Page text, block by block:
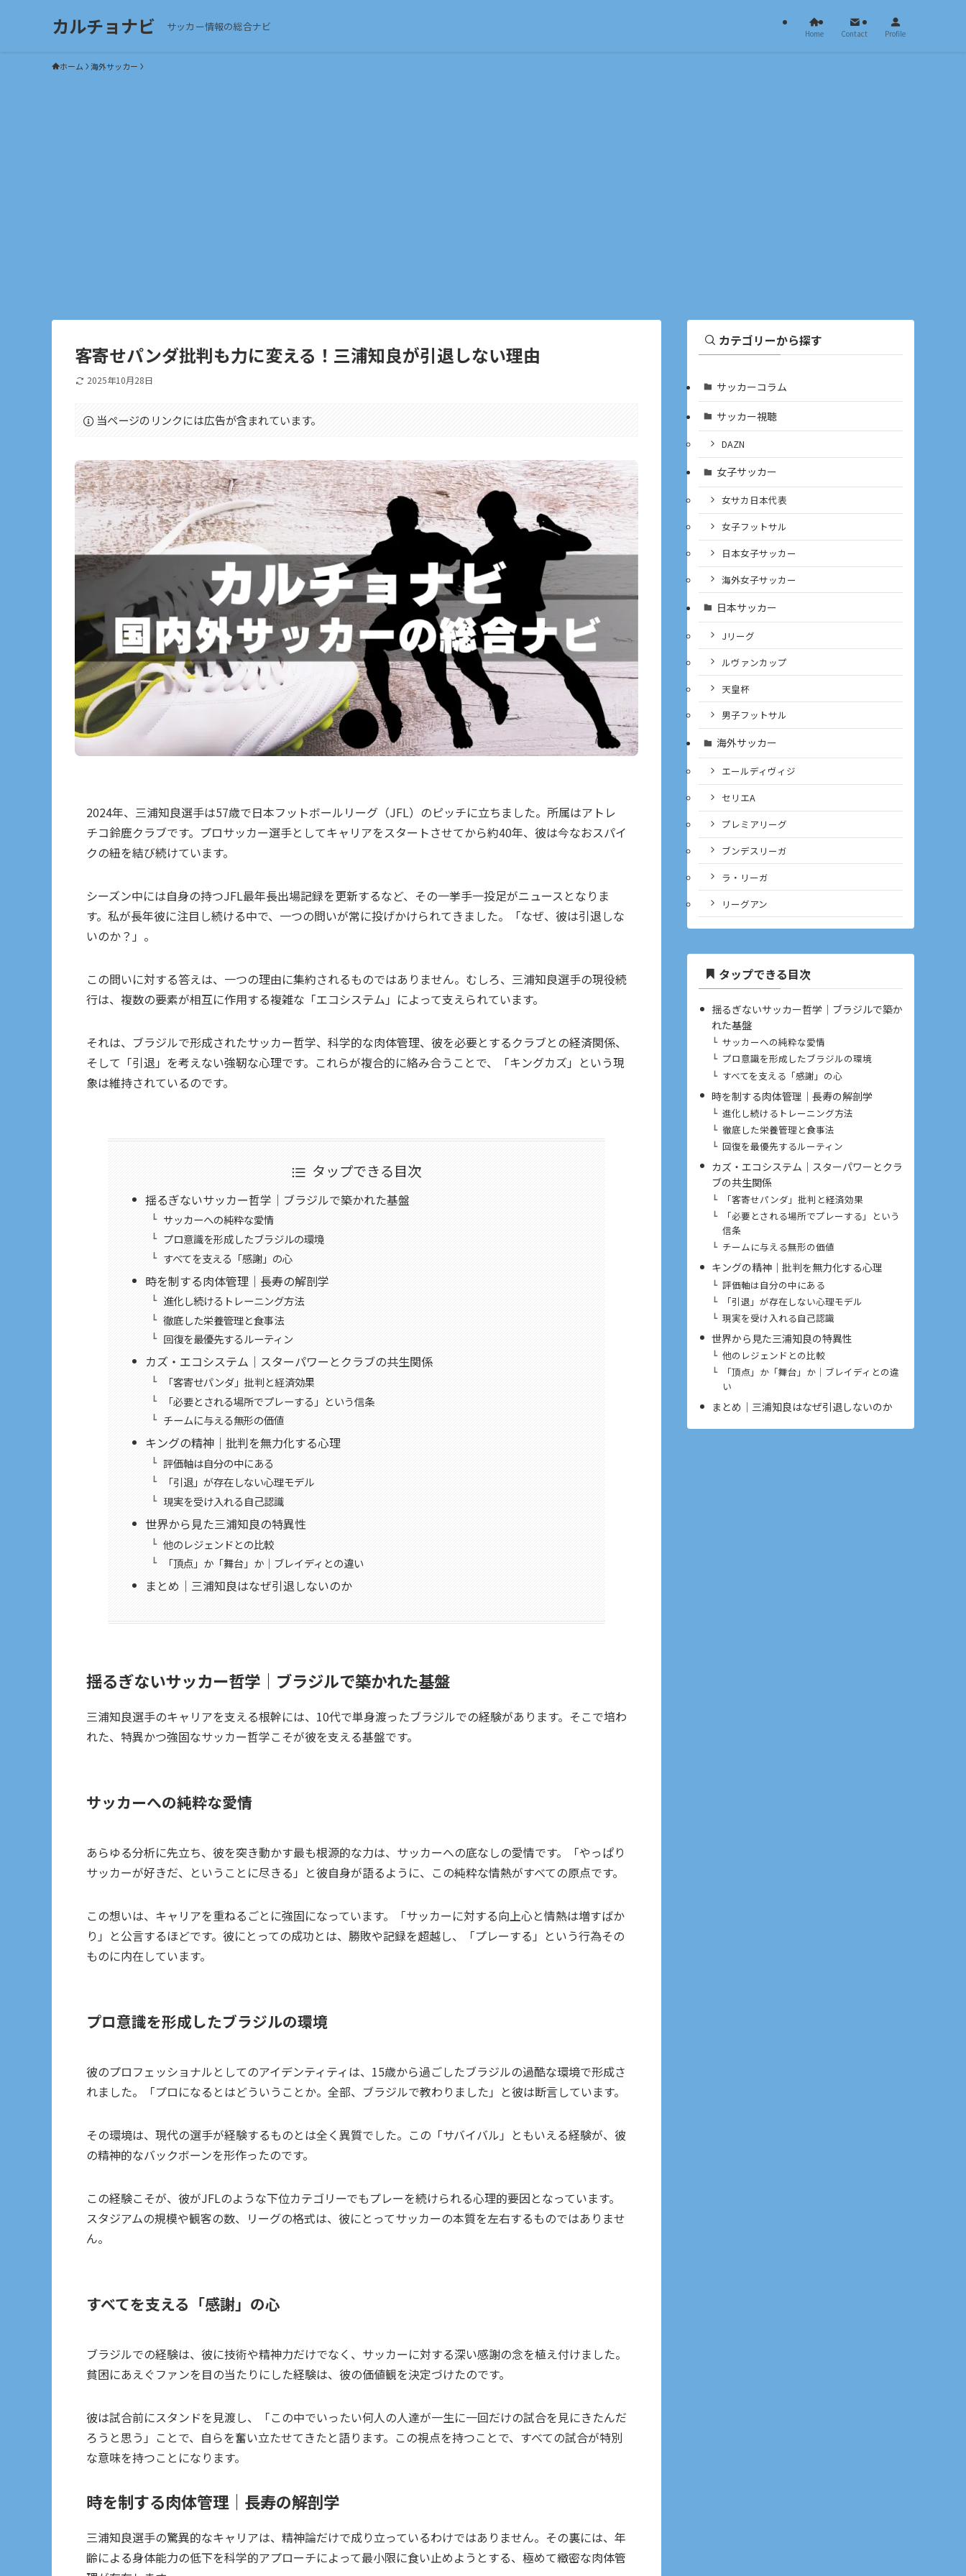
カルチョナビ サッカー情報の総合ナビ
Home Contact Profile
ホーム 海外サッカー
客寄せパンダ批判も力に変える！三浦知良が引退しない理由
2025年10月28日
当ページのリンクには広告が含まれています。
2024年、三浦知良選手は57歳で日本フットボールリーグ（JFL）のピッチに立ちました。所属はアトレ
チコ鈴鹿クラブです。プロサッカー選手としてキャリアをスタートさせてから約40年、彼は今なおスパイ
クの紐を結び続けています。
シーズン中には自身の持つJFL最年長出場記録を更新するなど、その一挙手一投足がニュースとなりま
す。私が長年彼に注目し続ける中で、一つの問いが常に投げかけられてきました。「なぜ、彼は引退しな
いのか？」。
この問いに対する答えは、一つの理由に集約されるものではありません。むしろ、三浦知良選手の現役続
行は、複数の要素が相互に作用する複雑な「エコシステム」によって支えられています。
それは、ブラジルで形成されたサッカー哲学、科学的な肉体管理、彼を必要とするクラブとの経済関係、
そして「引退」を考えない強靭な心理です。これらが複合的に絡み合うことで、「キングカズ」という現
象は維持されているのです。
タップできる目次
揺るぎないサッカー哲学｜ブラジルで築かれた基盤
サッカーへの純粋な愛情
プロ意識を形成したブラジルの環境
すべてを支える「感謝」の心
時を制する肉体管理｜長寿の解剖学
進化し続けるトレーニング方法
徹底した栄養管理と食事法
回復を最優先するルーティン
カズ・エコシステム｜スターパワーとクラブの共生関係
「客寄せパンダ」批判と経済効果
「必要とされる場所でプレーする」という信条
チームに与える無形の価値
キングの精神｜批判を無力化する心理
評価軸は自分の中にある
「引退」が存在しない心理モデル
現実を受け入れる自己認識
世界から見た三浦知良の特異性
他のレジェンドとの比較
「頂点」か「舞台」か｜ブレイディとの違い
まとめ｜三浦知良はなぜ引退しないのか
揺るぎないサッカー哲学｜ブラジルで築かれた基盤
三浦知良選手のキャリアを支える根幹には、10代で単身渡ったブラジルでの経験があります。そこで培わ
れた、特異かつ強固なサッカー哲学こそが彼を支える基盤です。
サッカーへの純粋な愛情
あらゆる分析に先立ち、彼を突き動かす最も根源的な力は、サッカーへの底なしの愛情です。「やっぱり
サッカーが好きだ、ということに尽きる」と彼自身が語るように、この純粋な情熱がすべての原点です。
この想いは、キャリアを重ねるごとに強固になっています。「サッカーに対する向上心と情熱は増すばか
り」と公言するほどです。彼にとっての成功とは、勝敗や記録を超越し、「プレーする」という行為その
ものに内在しています。
プロ意識を形成したブラジルの環境
彼のプロフェッショナルとしてのアイデンティティは、15歳から過ごしたブラジルの過酷な環境で形成さ
れました。「プロになるとはどういうことか。全部、ブラジルで教わりました」と彼は断言しています。
その環境は、現代の選手が経験するものとは全く異質でした。この「サバイバル」ともいえる経験が、彼
の精神的なバックボーンを形作ったのです。
この経験こそが、彼がJFLのような下位カテゴリーでもプレーを続けられる心理的要因となっています。
スタジアムの規模や観客の数、リーグの格式は、彼にとってサッカーの本質を左右するものではありませ
ん。
すべてを支える「感謝」の心
ブラジルでの経験は、彼に技術や精神力だけでなく、サッカーに対する深い感謝の念を植え付けました。
貧困にあえぐファンを目の当たりにした経験は、彼の価値観を決定づけたのです。
彼は試合前にスタンドを見渡し、「この中でいったい何人の人達が一生に一回だけの試合を見にきたんだ
ろうと思う」ことで、自らを奮い立たせてきたと語ります。この視点を持つことで、すべての試合が特別
な意味を持つことになります。
時を制する肉体管理｜長寿の解剖学
三浦知良選手の驚異的なキャリアは、精神論だけで成り立っているわけではありません。その裏には、年
齢による身体能力の低下を科学的アプローチによって最小限に食い止めようとする、極めて緻密な肉体管
カテゴリーから探す
サッカーコラム
サッカー視聴
DAZN
女子サッカー
女サカ日本代表
女子フットサル
日本女子サッカー
海外女子サッカー
日本サッカー
Jリーグ
ルヴァンカップ
天皇杯
男子フットサル
海外サッカー
エールディヴィジ
セリエA
プレミアリーグ
ブンデスリーガ
ラ・リーガ
リーグアン
タップできる目次
揺るぎないサッカー哲学｜ブラジルで築か
れた基盤
サッカーへの純粋な愛情
プロ意識を形成したブラジルの環境
すべてを支える「感謝」の心
時を制する肉体管理｜長寿の解剖学
進化し続けるトレーニング方法
徹底した栄養管理と食事法
回復を最優先するルーティン
カズ・エコシステム｜スターパワーとクラ
ブの共生関係
「客寄せパンダ」批判と経済効果
「必要とされる場所でプレーする」という
信条
チームに与える無形の価値
キングの精神｜批判を無力化する心理
評価軸は自分の中にある
「引退」が存在しない心理モデル
現実を受け入れる自己認識
世界から見た三浦知良の特異性
他のレジェンドとの比較
「頂点」か「舞台」か｜ブレイディとの違
い
まとめ｜三浦知良はなぜ引退しないのか